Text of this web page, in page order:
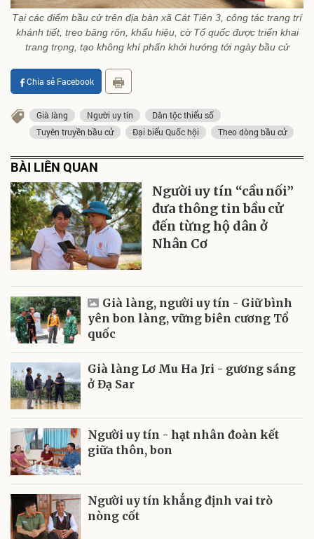
Tại các điểm bầu cử trên địa bàn xã Cát Tiên 3, công tác trang trí
khánh tiết, treo băng rôn, khẩu hiệu, cờ Tổ quốc được triển khai
trang trọng, tạo không khí phấn khởi hướng tới ngày bầu cử
Chia sẻ Facebook
Già làng Người uy tín
Dân tộc thiểu số
Tuyên truyền bầu cử
Đại biểu Quốc hội Theo dòng bầu cử
BÀI LIÊN QUAN
Người uy tín “cầu nối”
đưa thông tin bầu cử
đến từng hộ dân ở
Nhân Cơ
Già làng, người uy tín - Giữ bình
yên bon làng, vững biên cương Tổ
quốc
Già làng Lơ Mu Ha Jri - gương sáng
ở Đạ Sar
Người uy tín - hạt nhân đoàn kết
giữa thôn, bon
Người uy tín khẳng định vai trò
nòng cốt